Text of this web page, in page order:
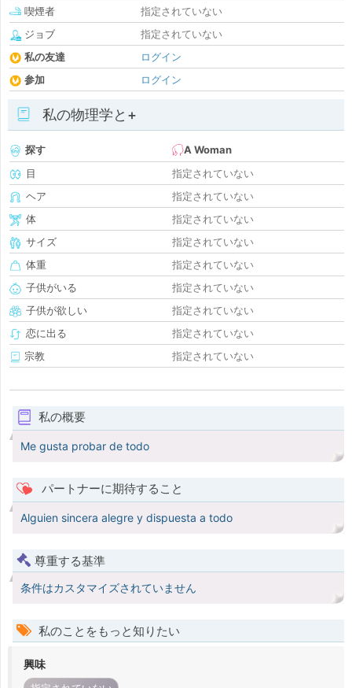
喫煙者
指定されていない
ジョブ
指定されていない
私の友達
ログイン
参加
ログイン
私の物理学と+
探す
A Woman
目
指定されていない
ヘア
指定されていない
体
指定されていない
サイズ
指定されていない
体重
指定されていない
子供がいる
指定されていない
子供が欲しい
指定されていない
恋に出る
指定されていない
宗教
指定されていない
私の概要
Me gusta probar de todo
パートナーに期待すること
Alguien sincera alegre y dispuesta a todo
尊重する基準
条件はカスタマイズされていません
私のことをもっと知りたい
興味